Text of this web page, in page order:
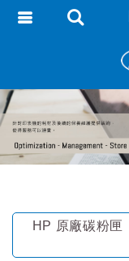
HP 原廠碳粉匣